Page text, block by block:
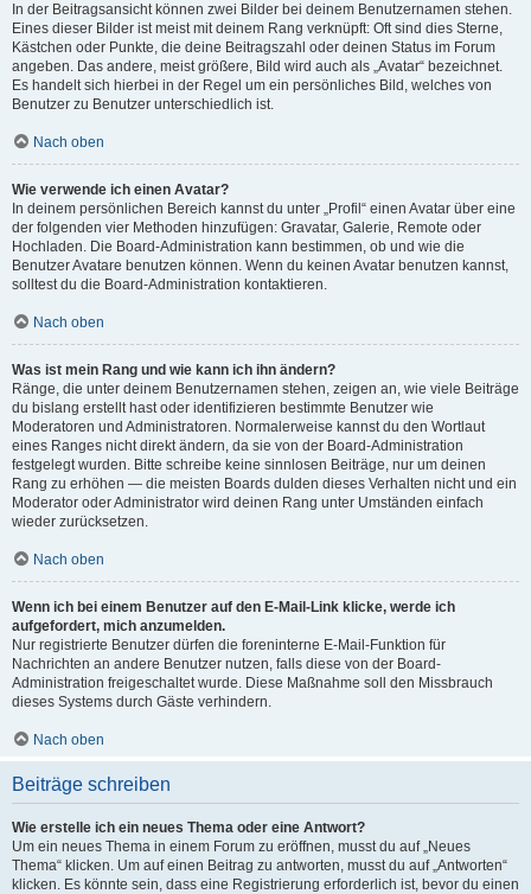
In der Beitragsansicht können zwei Bilder bei deinem Benutzernamen stehen.
Eines dieser Bilder ist meist mit deinem Rang verknüpft: Oft sind dies Sterne,
Kästchen oder Punkte, die deine Beitragszahl oder deinen Status im Forum
angeben. Das andere, meist größere, Bild wird auch als „Avatar“ bezeichnet.
Es handelt sich hierbei in der Regel um ein persönliches Bild, welches von
Benutzer zu Benutzer unterschiedlich ist.
Nach oben
Wie verwende ich einen Avatar?
In deinem persönlichen Bereich kannst du unter „Profil“ einen Avatar über eine
der folgenden vier Methoden hinzufügen: Gravatar, Galerie, Remote oder
Hochladen. Die Board-Administration kann bestimmen, ob und wie die
Benutzer Avatare benutzen können. Wenn du keinen Avatar benutzen kannst,
solltest du die Board-Administration kontaktieren.
Nach oben
Was ist mein Rang und wie kann ich ihn ändern?
Ränge, die unter deinem Benutzernamen stehen, zeigen an, wie viele Beiträge
du bislang erstellt hast oder identifizieren bestimmte Benutzer wie
Moderatoren und Administratoren. Normalerweise kannst du den Wortlaut
eines Ranges nicht direkt ändern, da sie von der Board-Administration
festgelegt wurden. Bitte schreibe keine sinnlosen Beiträge, nur um deinen
Rang zu erhöhen — die meisten Boards dulden dieses Verhalten nicht und ein
Moderator oder Administrator wird deinen Rang unter Umständen einfach
wieder zurücksetzen.
Nach oben
Wenn ich bei einem Benutzer auf den E-Mail-Link klicke, werde ich
aufgefordert, mich anzumelden.
Nur registrierte Benutzer dürfen die foreninterne E-Mail-Funktion für
Nachrichten an andere Benutzer nutzen, falls diese von der Board-
Administration freigeschaltet wurde. Diese Maßnahme soll den Missbrauch
dieses Systems durch Gäste verhindern.
Nach oben
Beiträge schreiben
Wie erstelle ich ein neues Thema oder eine Antwort?
Um ein neues Thema in einem Forum zu eröffnen, musst du auf „Neues
Thema“ klicken. Um auf einen Beitrag zu antworten, musst du auf „Antworten“
klicken. Es könnte sein, dass eine Registrierung erforderlich ist, bevor du einen